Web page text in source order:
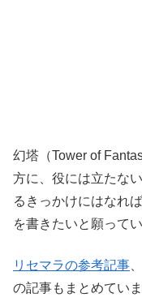
幻塔（Tower of
方に、役には立たな
るきっかけにはなれ
を書きたいと願ってい
リセマラの参考記事
の記事もまとめていま